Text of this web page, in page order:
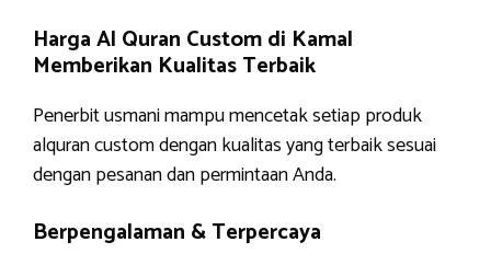
Harga Al Quran Custom di Kamal
Memberikan Kualitas Terbaik
Penerbit usmani mampu mencetak setiap produk
alquran custom dengan kualitas yang terbaik sesuai
dengan pesanan dan permintaan Anda.
Berpengalaman & Terpercaya